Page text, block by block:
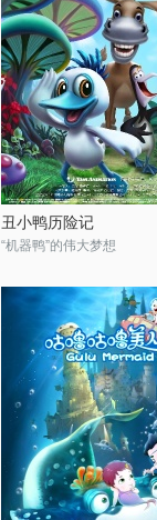
丑小鸭历险记
“机器鸭”的伟大梦想